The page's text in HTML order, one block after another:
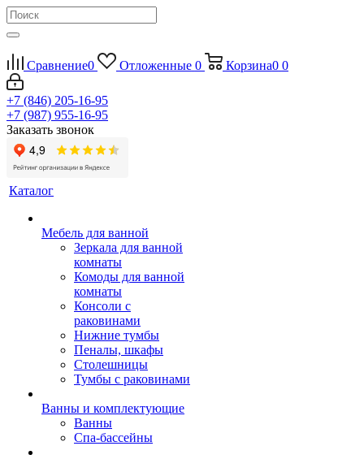
Сравнение0 Отложенные 0 Корзина0 0
+7 (846) 205-16-95
+7 (987) 955-16-95
Заказать звонок
Каталог
Мебель для ванной
Зеркала для ванной
комнаты
Комоды для ванной
комнаты
Консоли с
раковинами
Нижние тумбы
Пеналы, шкафы
Столешницы
Тумбы с раковинами
Ванны и комплектующие
Ванны
Спа-бассейны